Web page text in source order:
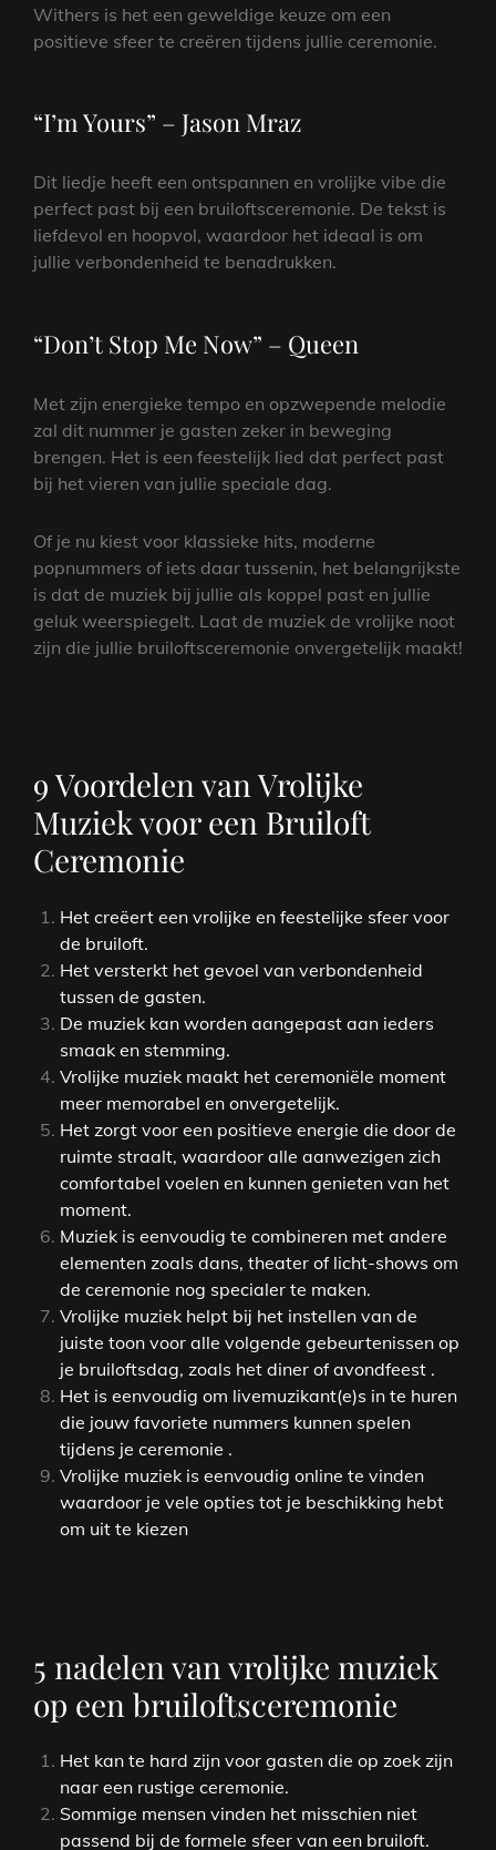
Withers is het een geweldige keuze om een
positieve sfeer te creëren tijdens jullie ceremonie.
“I’m Yours” – Jason Mraz
Dit liedje heeft een ontspannen en vrolijke vibe die
perfect past bij een bruiloftsceremonie. De tekst is
liefdevol en hoopvol, waardoor het ideaal is om
jullie verbondenheid te benadrukken.
“Don’t Stop Me Now” – Queen
Met zijn energieke tempo en opzwepende melodie
zal dit nummer je gasten zeker in beweging
brengen. Het is een feestelijk lied dat perfect past
bij het vieren van jullie speciale dag.
Of je nu kiest voor klassieke hits, moderne
popnummers of iets daar tussenin, het belangrijkste
is dat de muziek bij jullie als koppel past en jullie
geluk weerspiegelt. Laat de muziek de vrolijke noot
zijn die jullie bruiloftsceremonie onvergetelijk maakt!
9 Voordelen van Vrolijke
Muziek voor een Bruiloft
Ceremonie
Het creëert een vrolijke en feestelijke sfeer voor
de bruiloft.
Het versterkt het gevoel van verbondenheid
tussen de gasten.
De muziek kan worden aangepast aan ieders
smaak en stemming.
Vrolijke muziek maakt het ceremoniële moment
meer memorabel en onvergetelijk.
Het zorgt voor een positieve energie die door de
ruimte straalt, waardoor alle aanwezigen zich
comfortabel voelen en kunnen genieten van het
moment.
Muziek is eenvoudig te combineren met andere
elementen zoals dans, theater of licht-shows om
de ceremonie nog specialer te maken.
Vrolijke muziek helpt bij het instellen van de
juiste toon voor alle volgende gebeurtenissen op
je bruiloftsdag, zoals het diner of avondfeest .
Het is eenvoudig om livemuzikant(e)s in te huren
die jouw favoriete nummers kunnen spelen
tijdens je ceremonie .
Vrolijke muziek is eenvoudig online te vinden
waardoor je vele opties tot je beschikking hebt
om uit te kiezen
5 nadelen van vrolijke muziek
op een bruiloftsceremonie
Het kan te hard zijn voor gasten die op zoek zijn
naar een rustige ceremonie.
Sommige mensen vinden het misschien niet
passend bij de formele sfeer van een bruiloft.